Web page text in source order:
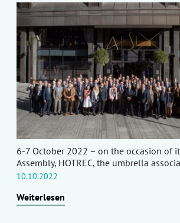
6-7 October 2022 – on the occasion of
Assembly, HOTREC, the umbrella
10.10.2022
Weiterlesen